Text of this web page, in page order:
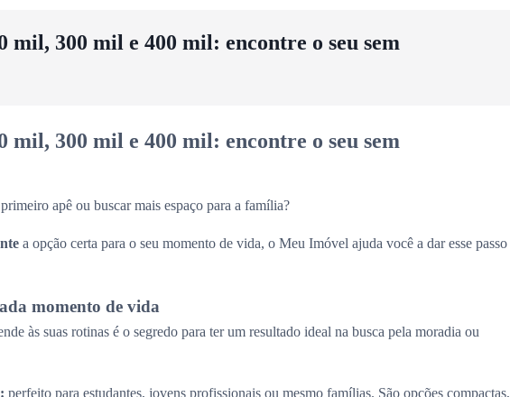
mil, 300 mil e 400 mil: encontre o seu sem
mil, 300 mil e 400 mil: encontre o seu sem
apê ou buscar mais espaço para a família?
a opção certa para o seu momento de vida, o Meu Imóvel ajuda você a dar esse passo
momento de vida
às suas rotinas é o segredo para ter um resultado ideal na busca pela moradia ou
perfeito para estudantes, jovens profissionais ou mesmo famílias. São opções compactas,